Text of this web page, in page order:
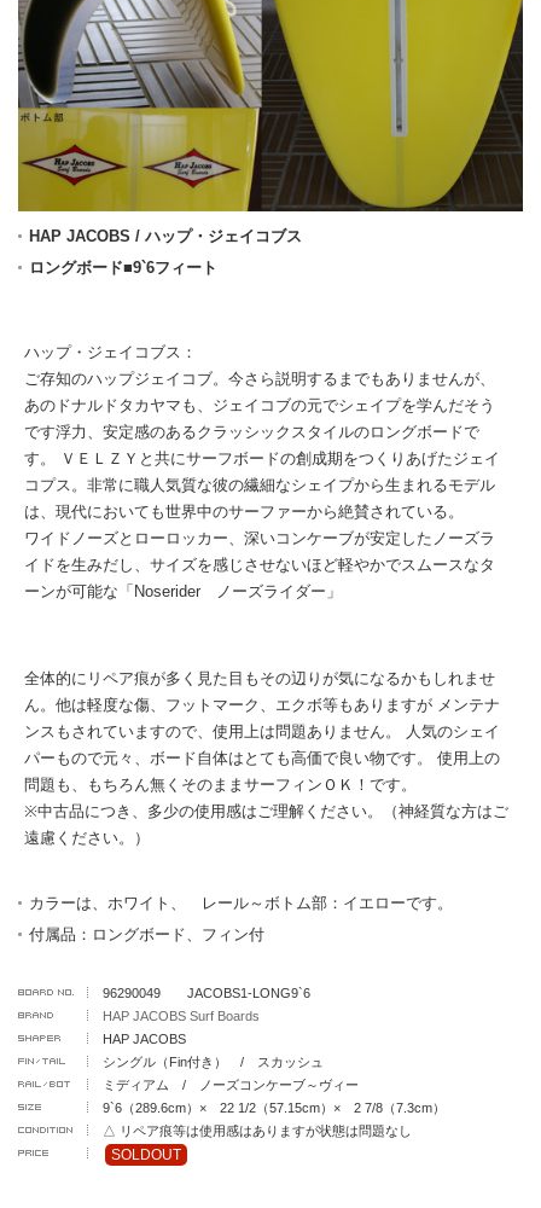
HAP JACOBS / ハップ・ジェイコブス
ロングボード■9`6フィート
ハップ・ジェイコブス：
ご存知のハップジェイコブ。今さら説明するまでもありませんが、
あのドナルドタカヤマも、ジェイコブの元でシェイプを学んだそう
です浮力、安定感のあるクラッシックスタイルのロングボードで
す。 ＶＥＬＺＹと共にサーフボードの創成期をつくりあげたジェイ
コプス。非常に職人気質な彼の繊細なシェイプから生まれるモデル
は、現代においても世界中のサーファーから絶賛されている。
ワイドノーズとローロッカー、深いコンケーブが安定したノーズラ
イドを生みだし、サイズを感じさせないほど軽やかでスムースなタ
ーンが可能な「Noserider ノーズライダー」
全体的にリペア痕が多く見た目もその辺りが気になるかもしれませ
ん。他は軽度な傷、フットマーク、エクボ等もありますが メンテナ
ンスもされていますので、使用上は問題ありません。 人気のシェイ
パーもので元々、ボード自体はとても高価で良い物です。 使用上の
問題も、もちろん無くそのままサーフィンＯＫ！です。
※中古品につき、多少の使用感はご理解ください。（神経質な方はご
遠慮ください。）
カラーは、ホワイト、 レール～ボトム部：イエローです。
付属品：ロングボード、フィン付
96290049 JACOBS1-LONG9`6
HAP JACOBS Surf Boards
HAP JACOBS
シングル（Fin付き） / スカッシュ
ミディアム / ノーズコンケーブ～ヴィー
9`6（289.6cm）× 22 1/2（57.15cm）× 2 7/8（7.3cm）
△ リペア痕等は使用感はありますが状態は問題なし
SOLDOUT